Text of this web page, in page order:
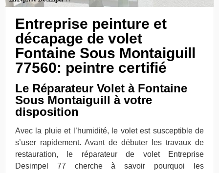
Entreprise peinture et
décapage de volet
Fontaine Sous Montaiguill
77560: peintre certifié
Le Réparateur Volet à Fontaine
Sous Montaiguill à votre
disposition
Avec la pluie et l’humidité, le volet est susceptible de
s’user rapidement. Avant de débuter les travaux de
restauration, le réparateur de volet Entreprise
Desimpel 77 cherche à savoir pourquoi les